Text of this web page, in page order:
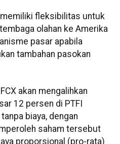
memiliki fleksibilitas untuk
olahan ke Amerika
pasar apabila
tambahan pasokan
akan mengalihkan
12 persen di PTFI
biaya, dengan
saham tersebut
proporsional (pro-rata)